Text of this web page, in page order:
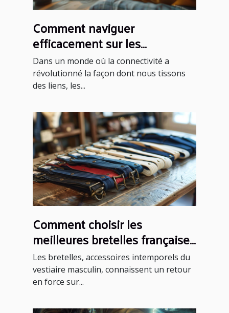
Comment naviguer
efficacement sur les
plateformes de rencontres
sérieuses
Dans un monde où la connectivité a
révolutionné la façon dont nous tissons
des liens, les...
Comment choisir les
meilleures bretelles françaises
pour chaque occasion
Les bretelles, accessoires intemporels du
vestiaire masculin, connaissent un retour
en force sur...